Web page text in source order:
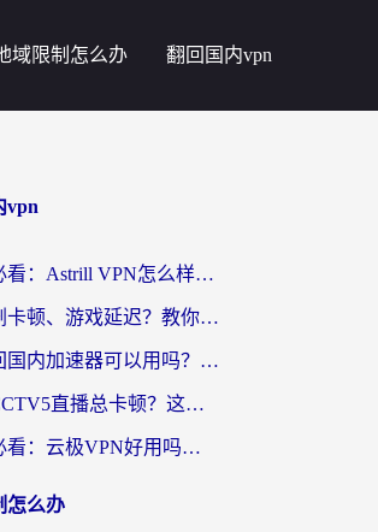
域限制怎么办 翻回国内vpn
vpn
海外党必看：Astrill VPN怎么样？3步选对回国加速器实现无缝刷剧玩游戏
海外追剧卡顿、游戏延迟？教你选回国加速器，附免费加速器试用一小时福利
国外连回国内加速器可以用吗？海外党亲测实用指南，解决追剧游戏卡顿难题
海外看CCTV5直播总卡顿？这篇指南教你选对回国加速器，无缝刷国内资源
海外党必看：云极VPN好用吗？和uuVPN对比哪个回国效果更好？附真实体验+避坑指南
怎么办